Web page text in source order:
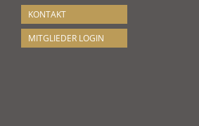
KONTAKT
MITGLIEDER LOGIN